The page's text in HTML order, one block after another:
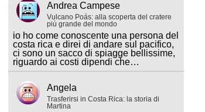
Andrea Campese
Vulcano Poás: alla scoperta del cratere
più grande del mondo
io ho come conoscente una persona del
costa rica e direi di andare sul pacifico,
ci sono un sacco di spiagge bellissime,
riguardo ai costi dipendi che…
Angela
Trasferirsi in Costa Rica: la storia di
Martina